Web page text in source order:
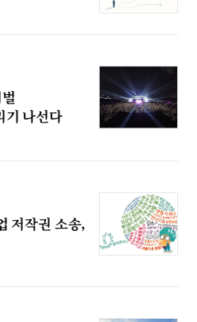
기 나선다
저작권 소송,